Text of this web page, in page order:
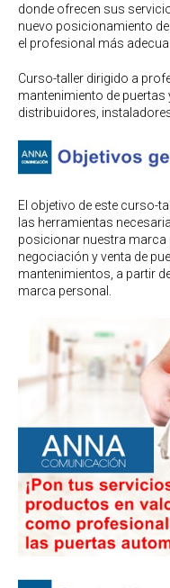
donde ofrecen sus
nuevo posicionamiento
el profesional más
Curso-taller dirigido a
mantenimiento de
distribuidores,
El objetivo de este curso-
las herramientas
posicionar nuestra marca
negociación y venta de
mantenimientos, a partir
marca personal.